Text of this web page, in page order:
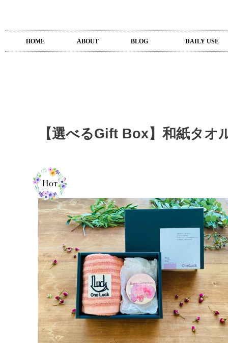
HOME ABOUT BLOG DAILY USE
【選べるGift Box】和紙タオ